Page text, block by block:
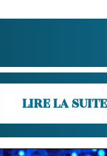
LIRE LA SUITE